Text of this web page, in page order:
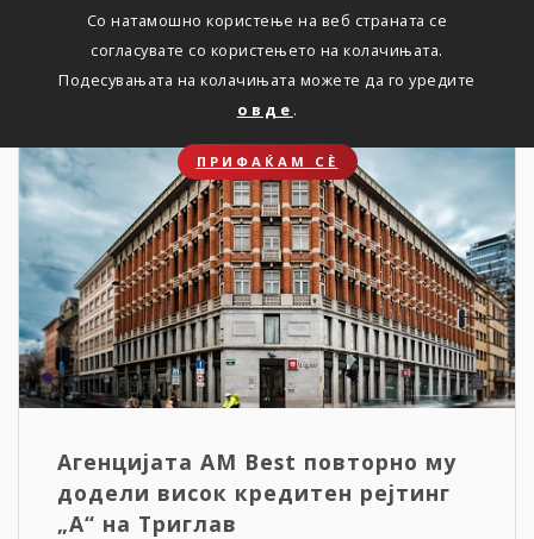
Со натамошно користење на веб страната се
согласувате со користењето на колачињата.
Подесувањата на колачињата можете да го уредите
овде .
ПРИФАЌАМ СЀ
19. 09. 2023
Агенцијата AM Best повторно му
додели висок кредитен рејтинг
„A“ на Триглав